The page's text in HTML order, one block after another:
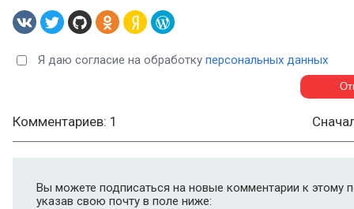
Я даю согласие на обработку персональных данных
Комментариев: 1
Вы можете подписаться на новые комментарии к этому
указав свою почту в поле ниже: